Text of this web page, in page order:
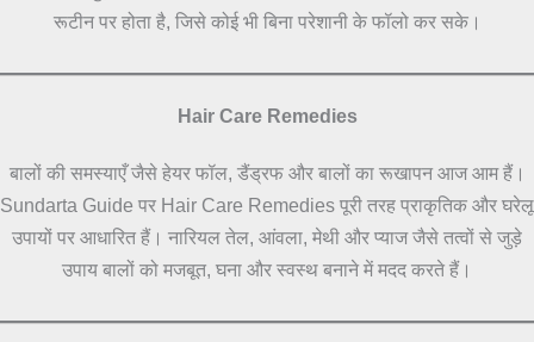
रूटीन पर होता है, जिसे कोई भी बिना परेशानी के फॉलो कर सके।
Hair Care Remedies
बालों की समस्याएँ जैसे हेयर फॉल, डैंड्रफ और बालों का रूखापन आज आम हैं।
Sundarta Guide पर Hair Care Remedies पूरी तरह प्राकृतिक और घरेलू
उपायों पर आधारित हैं। नारियल तेल, आंवला, मेथी और प्याज जैसे तत्वों से जुड़े
उपाय बालों को मजबूत, घना और स्वस्थ बनाने में मदद करते हैं।